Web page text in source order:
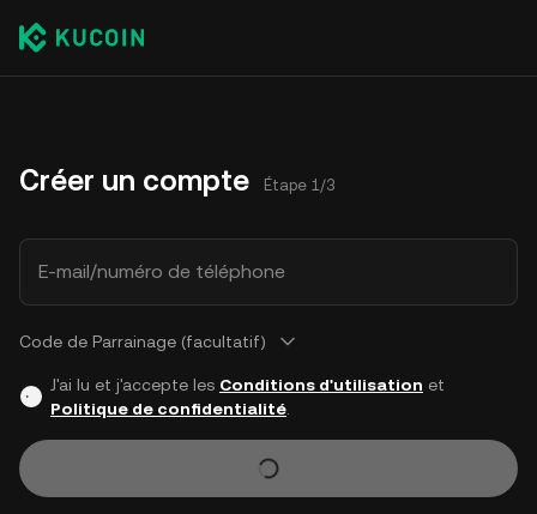
Créer un compte Étape 1/3
E-mail/numéro de téléphone
Code de Parrainage (facultatif)
J'ai lu et j'accepte les Conditions d'utilisation et
Politique de confidentialité.